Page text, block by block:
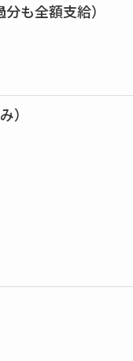
も全額支給）
）